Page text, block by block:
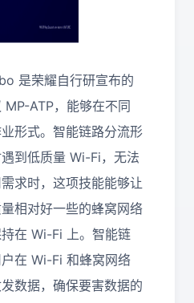
是荣耀自行研宣布的
ATP，能够在不同
形式。智能链路分流形
到低质量 Wi-Fi，无法
求时，这项技能能够让
相对好一些的蜂窝网络
在 Wi-Fi 上。智能链
在 Wi-Fi 和蜂窝网络
数据，确保要害数据的